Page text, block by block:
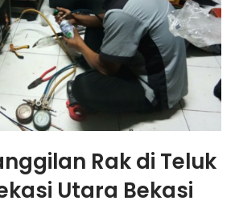
Rak di Teluk
Utara Bekasi